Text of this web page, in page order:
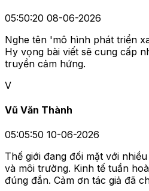
05:50:20 08-06-2026
Nghe tên 'mô hình phát triển
Hy vọng bài viết sẽ cung cấp
truyền cảm hứng.
V
Vũ Văn Thành
05:05:50 10-06-2026
Thế giới đang đối mặt với
và môi trường. Kinh tế tuần
đúng đắn. Cảm ơn tác giả đã